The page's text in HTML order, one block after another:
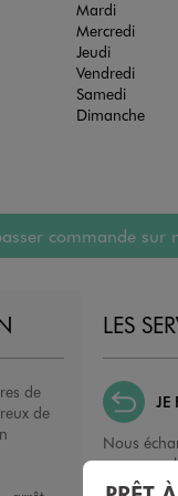
Mardi
Mercredi
Jeudi
Vendredi
Samedi
Dimanche
commande
de
de
LES
JE
Nous
ou un
porté,